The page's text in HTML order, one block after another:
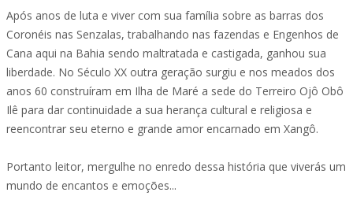
Após anos de luta e viver com sua família sobre as barras dos
Coronéis nas Senzalas, trabalhando nas fazendas e Engenhos de
Cana aqui na Bahia sendo maltratada e castigada, ganhou sua
liberdade. No Século XX outra geração surgiu e nos meados dos
anos 60 construíram em Ilha de Maré a sede do Terreiro Ojô Obô
Ilê para dar continuidade a sua herança cultural e religiosa e
reencontrar seu eterno e grande amor encarnado em Xangô.
Portanto leitor, mergulhe no enredo dessa história que viverás um
mundo de encantos e emoções...